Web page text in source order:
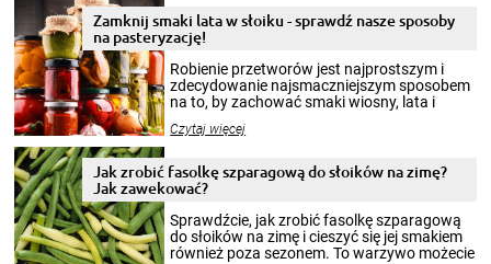
Zamknij smaki lata w słoiku - sprawdź nasze sposoby
na pasteryzację!
Robienie przetworów jest najprostszym i
zdecydowanie najsmaczniejszym sposobem
na to, by zachować smaki wiosny, lata i
krajobrazów, by cieszyć nimi oko w sezonie
pełni poczuć atmosferę cieplejszych
miesięcy. Przygotowanie słoików ze
patenty, które pozwolą zachować świeżość
przetworów.
Czytaj więcej
Jak zrobić fasolkę szparagową do słoików na zimę?
Jak zawekować?
Sprawdźcie, jak zrobić fasolkę szparagową
do słoików na zimę i cieszyć się jej smakiem
również poza sezonem. To warzywo możecie